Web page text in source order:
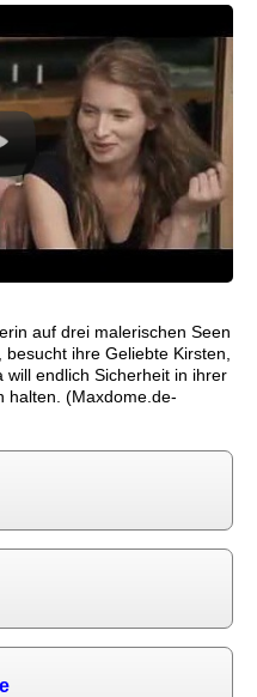
auf drei malerischen Seen
ihre Geliebte Kirsten,
will endlich Sicherheit in ihrer
halten. (Maxdome.de-